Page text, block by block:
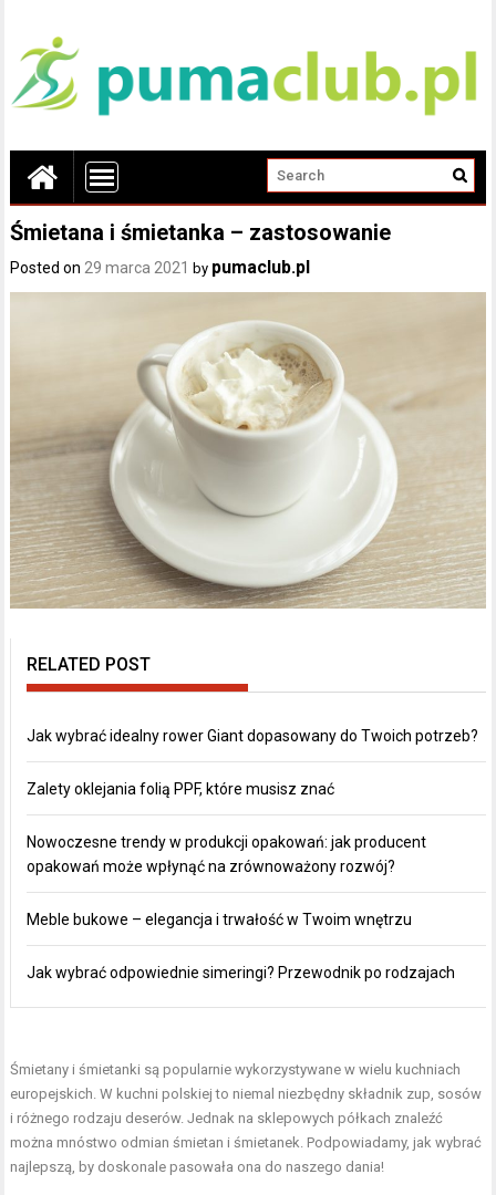
Śmietana i śmietanka – zastosowanie
Posted on29 marca 2021 by pumaclub.pl
RELATED POST
Jak wybrać idealny rower Giant dopasowany do Twoich potrzeb?
Zalety oklejania folią PPF, które musisz znać
Nowoczesne trendy w produkcji opakowań: jak producent
opakowań może wpłynąć na zrównoważony rozwój?
Meble bukowe – elegancja i trwałość w Twoim wnętrzu
Jak wybrać odpowiednie simeringi? Przewodnik po rodzajach
Śmietany i śmietanki są popularnie wykorzystywane w wielu kuchniach
europejskich. W kuchni polskiej to niemal niezbędny składnik zup, sosów
i różnego rodzaju deserów. Jednak na sklepowych półkach znaleźć
można mnóstwo odmian śmietan i śmietanek. Podpowiadamy, jak wybrać
najlepszą, by doskonale pasowała ona do naszego dania!